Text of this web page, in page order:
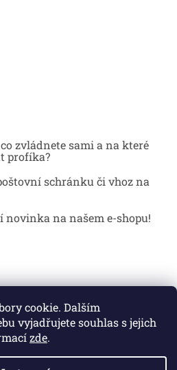
cookie. Dalším
vyjadřujete souhlas s jejich
zde.
zvládnete sami a na které
profíka?
schránku či vhoz na
na našem e-shopu!
Interiéry Dveře